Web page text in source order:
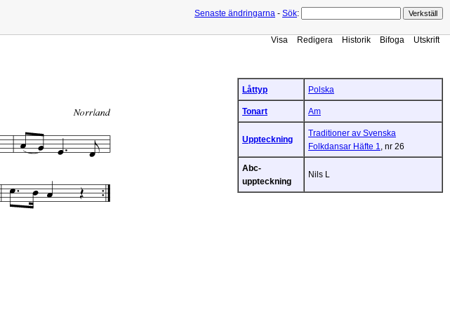
Senaste ändringarna - Sök:
Visa Redigera Historik Bifoga Utskrift
Låttyp Polska
Tonart Am
Uppteckning
Traditioner av Svenska
Folkdansar Häfte 1
, nr 26
Abc-
uppteckning
Nils L